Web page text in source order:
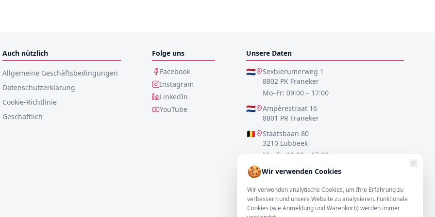
🍪Wir verwenden Cookies
Wir verwenden analytische Cookies, um Ihre Erfahrung zu
verbessern und unsere Website zu analysieren. Funktionale
Cookies (wie Anmeldung und Warenkorb) werden immer
Auch nützlich
Allgemeine Geschäftsbedingungen
Datenschutzerklärung
Cookie-Richtlinie
Geschäftlich
Folge uns
Facebook
Instagram
LinkedIn
YouTube
Unsere Daten
🇳🇱
Sexbierumerweg 1
8802 PK Franeker
Mo–Fr: 09:00 – 17:00
🇳🇱
Ampèrestraat 16
8801 PR Franeker
🇧🇪
Staatsbaan 80
3210 Lubbeek
Mo–Fr: 10:00 – 17:00
🇩🇪
Lister Meile 48
Mo–Fr: 10:00 – 17:00
0517-700521